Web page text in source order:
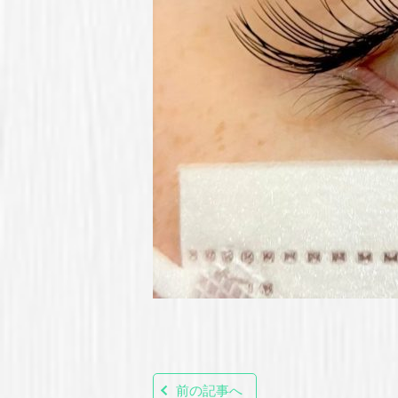
前の記事へ